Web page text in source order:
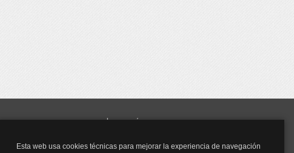
Esta web usa cookies técnicas para mejorar la experiencia de navegación
y mucho más...
Mascarillas